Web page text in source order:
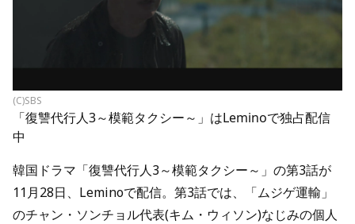
(C)SBS
「復讐代行人3～模範タクシー～」はLeminoで独占配信
中
韓国ドラマ「復讐代行人3～模範タクシー～」の第3話が
11月28日、Leminoで配信。第3話では、「ムジゲ運輸」
のチャン・ソンチョル代表(キム・ウィソン)なじみの個人